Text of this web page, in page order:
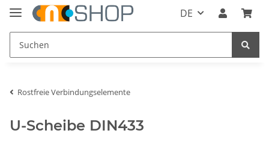
DE
Rostfreie Verbindungselemente
U-Scheibe DIN433